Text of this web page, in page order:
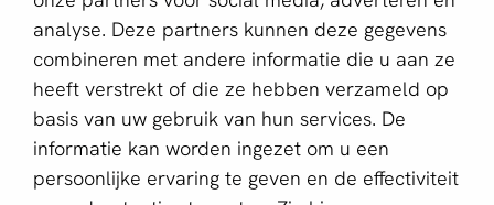
analyse. Deze partners kunnen deze gegevens
combineren met andere informatie die u aan ze
heeft verstrekt of die ze hebben verzameld op
basis van uw gebruik van hun services. De
informatie kan worden ingezet om u een
persoonlijke ervaring te geven en de effectiviteit
E-mailadres *
Deze website wordt beschermd door reCAPTCHA en het
Privacybeleid en deServicevoorwaarden van Google zijn
van toepassing.